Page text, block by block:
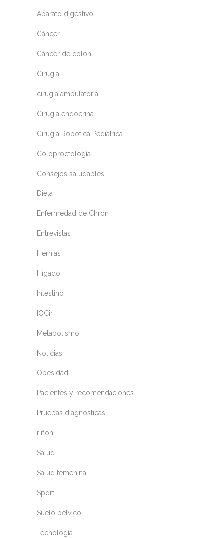
Aparato digestivo
Cáncer
Cáncer de colon
Cirugía
cirugía ambulatoria
Cirugía endocrina
Cirugía Robótica Pediátrica
Coloproctología
Consejos saludables
Dieta
Enfermedad de Chron
Entrevistas
Hernias
Hígado
Intestino
IOCir
Metabolismo
Noticias
Obesidad
Pacientes y recomendaciones
Pruebas diagnósticas
riñón
Salud
Salud femenina
Sport
Suelo pélvico
Tecnología